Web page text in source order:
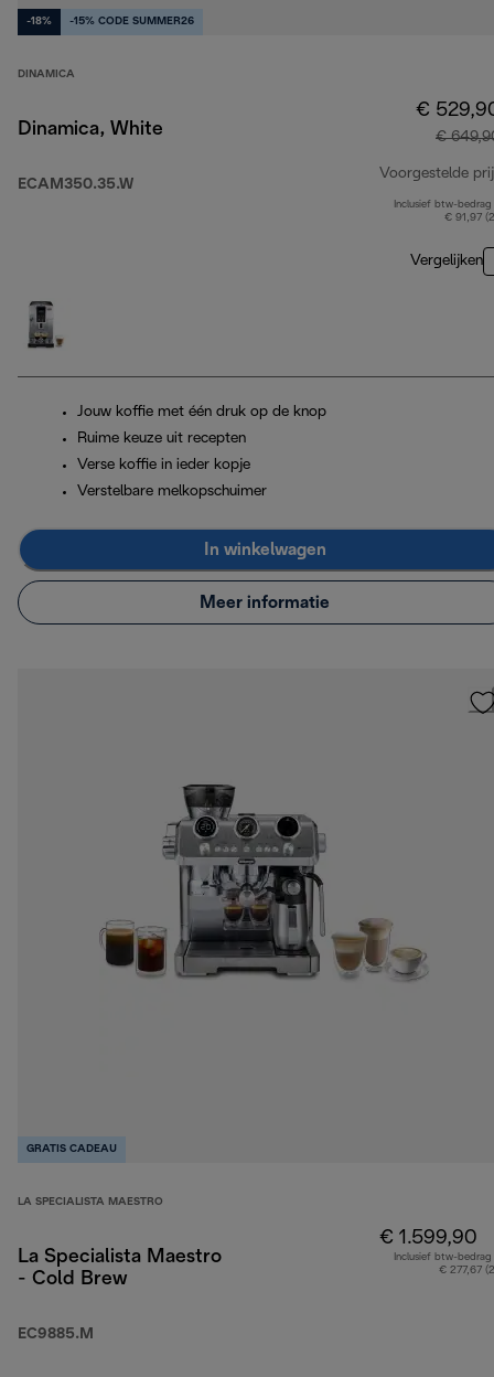
-18% -15% CODE SUMMER26
DINAMICA
Dinamica, White
ECAM350.35.W
€
€
Voorgestelde
Inclusief btw-bedrag
€ 91,97
Vergelijken
Jouw koffie met één druk op de knop
Ruime keuze uit recepten
Verse koffie in ieder kopje
Verstelbare melkopschuimer
In winkelwagen
Meer informatie
GRATIS CADEAU
LA SPECIALISTA MAESTRO
La Specialista Maestro
- Cold Brew
EC9885.M
€ 1.599,90
Inclusief btw-bedrag
€ 277,67